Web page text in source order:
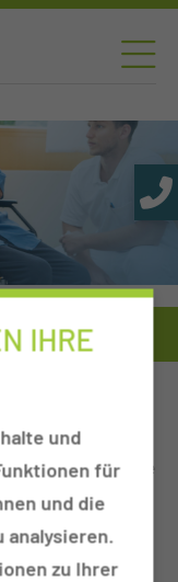
mikrobiologische
andere
Wasser aus
IHRE
und
für
und die
analysieren.
zu Ihrer